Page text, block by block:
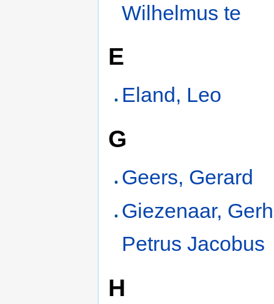
Wilhelmus te
E
Eland, Leo
G
Geers, Gerard
Giezenaar,
Petrus Jacobus
H